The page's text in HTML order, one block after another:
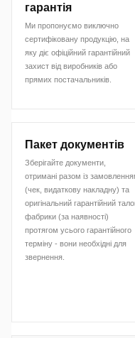
гарантія
Ми пропонуємо виключно
сертифіковану продукцію, на
яку діє офіційний гарантійний
захист від виробників або
прямих постачальників.
Пакет документів
Зберігайте документи,
отримані разом із
(чек, видаткову накладну) та
оригінальний гарантійний
фабрики (за наявності)
протягом усього гарантійного
терміну - вони необхідні для
звернення.